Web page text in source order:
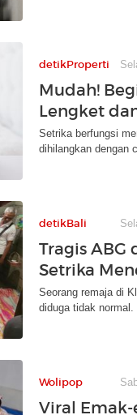
detikProperti
Mudah!
Lengket
Setrika berfungsi
dihilangkan dengan
detikBali
Tragis ABG
Setrika
Seorang remaja di
diduga tidak
Wolipop
Viral